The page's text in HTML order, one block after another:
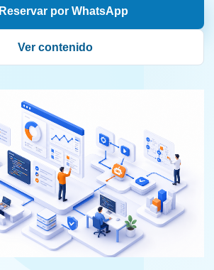
Reservar por WhatsApp
Ver contenido